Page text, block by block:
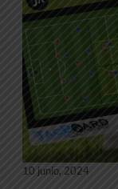
10 junio, 2024